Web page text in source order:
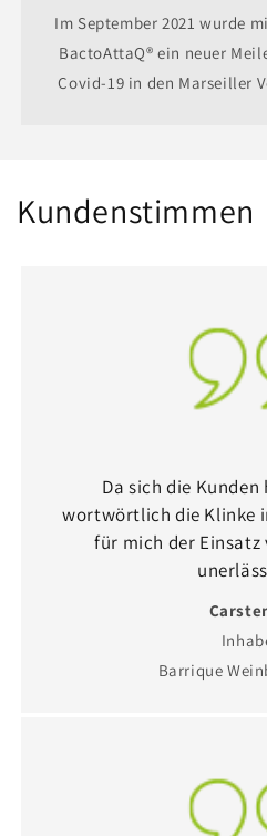
Im September 2021 wurde
BactoAttaQ® ein neuer
Covid-19 in den Marseiller
Kundenstimmen
Da sich die
wortwörtlich die Klinke
für mich der Einsatz
Barrique